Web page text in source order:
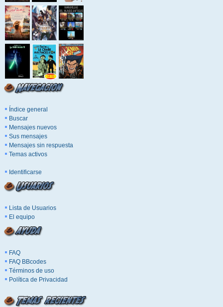
Índice general
Buscar
Mensajes nuevos
Sus mensajes
Mensajes sin respuesta
Temas activos
Identificarse
Lista de Usuarios
El equipo
FAQ
FAQ BBcodes
Términos de uso
Política de Privacidad